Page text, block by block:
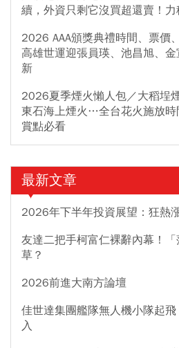
續，外資只剩它沒買超還賣！
2026 AAA頒獎典禮時間、票價
高雄世運迎張員瑛、池昌旭、
新
2026夏季煙火懶人包／大稻埕
東石海上煙火…全台花火施放
賞點必看
最新文章
2026年下半年投資展望：狂熱
友達二把手柯富仁裸辭內幕！
草？
2026前進大南方論壇
佳世達集團艦隊無人機小隊起
入